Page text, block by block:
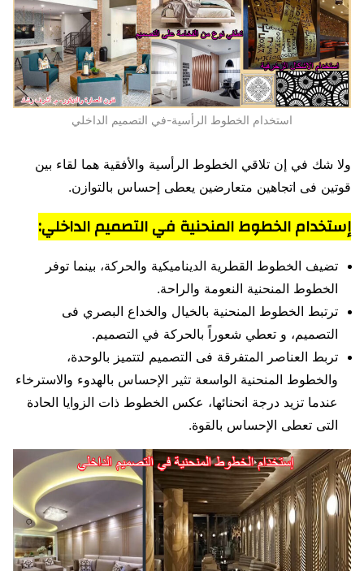
استخدام الخطوط الرأسية-في التصميم الداخلي
ولا شك في إن تلاقي الخطوط الرأسية والأفقية هما لقاء بين
قوتين فى اتجاهين متعارضين يعطى إحساس بالتوازن.
إستخدام الخطوط المنحنية في التصميم الداخلي:
تضيف الخطوط القطرية الديناميكية والحركة، بينما توفر
الخطوط المنحنية النعومة والراحة.
ترتبط الخطوط المنحنية بالخيال والخداع البصري فى
التصميم، و تعطي شعوراً بالحركة في التصميم.
تربط العناصر المتفرقة فى التصميم لتتميز بالوحدة،
والخطوط المنحنية الواسعة تثير الإحساس بالهدوء والاسترخاء
عندما تزيد درجة انحنائها، عكس الخطوط ذات الزوايا الحادة
التى تعطى الإحساس بالقوة.